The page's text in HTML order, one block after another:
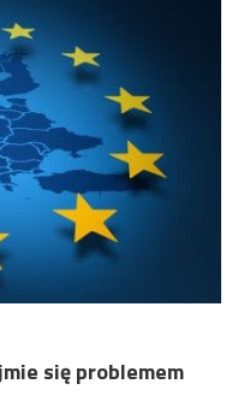
się problemem